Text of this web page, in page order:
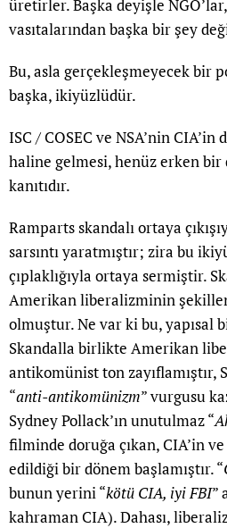
üretirler. Başka deyişle
vasıtalarından başka bir şey
Bu, asla gerçekleşmeyecek bir
başka, ikiyüzlüdür.
ISC / COSEC ve NSA’nin
haline gelmesi, henüz erken bir
kanıtıdır.
Ramparts skandalı ortaya
sarsıntı yaratmıştır; zira bu
çıplaklığıyla ortaya sermiştir.
Amerikan liberalizminin
olmuştur. Ne var ki bu, yapısal
Skandalla birlikte Amerikan
antikomünist ton zayıflamıştır,
“anti-antikomünizm” vurgusu
Sydney Pollack’ın unutulmaz “
filminde doruğa çıkan, CIA’in
edildiği bir dönem başlamıştır. “
bunun yerini “kötü CIA, iyi FBI”
kahraman CIA). Dahası,